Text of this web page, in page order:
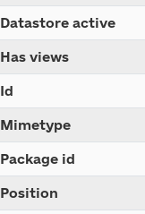
Datastore active
Has views
Id
Mimetype
Package id
Position